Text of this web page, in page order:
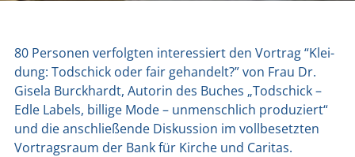
80 Per­so­nen ver­folg­ten inter­es­siert den Vor­trag “Klei­
dung: Tod­schick oder fair gehan­delt?” von Frau Dr.
Gise­la Bur­ck­hardt, Autorin des Buches „Tod­schick –
Edle Labels, bil­li­ge Mode – unmensch­lich pro­du­ziert“
und die anschlie­ßen­de Dis­kus­si­on im voll­be­setz­ten
Vor­trags­raum der Bank für Kir­che und Cari­tas.